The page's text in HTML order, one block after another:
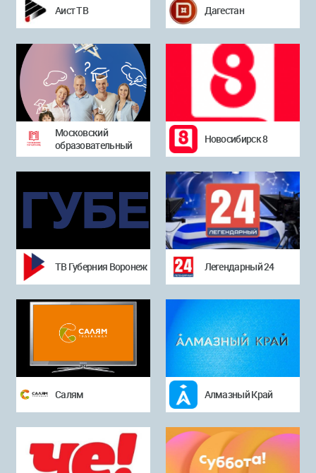
Аист ТВ Дагестан
Московский
образовательный
Новосибирск 8
ТВ Губерния Воронеж Легендарный 24
Салям Алмазный Край